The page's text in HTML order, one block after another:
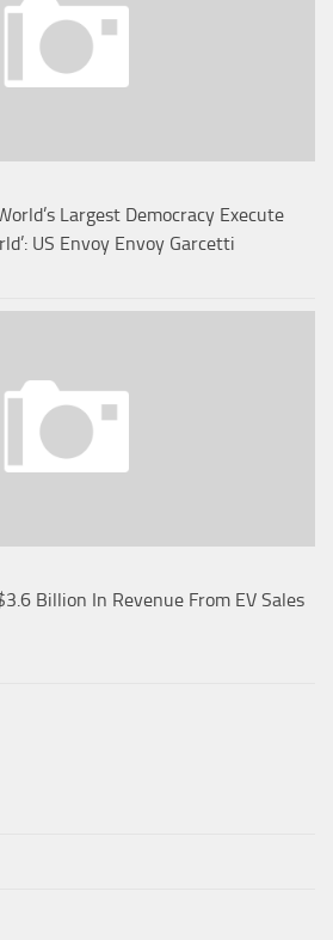
Largest Democracy Execute
US Envoy Envoy Garcetti
Billion In Revenue From EV Sales